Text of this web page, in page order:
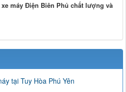
máy Điện Biên Phủ chất lượng và
tại Tuy Hòa Phú Yên